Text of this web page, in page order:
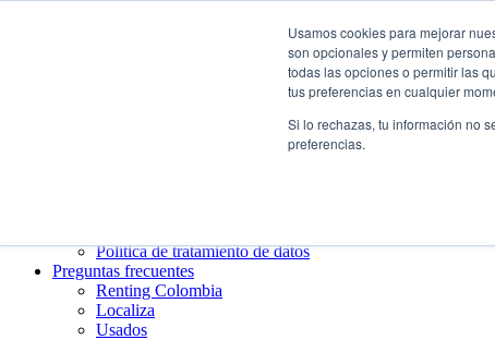
Usamos cookies para mejorar
son opcionales y permiten
todas las opciones o permitir las
tus preferencias en cualquier
Si lo rechazas, tu información no
preferencias.
Todo sobre Renting Colombia
Política de tratamiento de datos
Preguntas frecuentes
Renting Colombia
Localiza
Usados